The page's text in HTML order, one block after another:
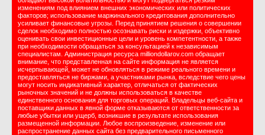
изменениям под влиянием внешних экономических или политических
факторов; использование маржинального кредитования дополнительно
усиливает финансовые угрозы. Перед принятием решения о совершении
сделок необходимо полностью осознавать риски и издержки, объективно
оценивать свои инвестиционные цели и уровень компетентности, а также
при необходимости обращаться за консультацией к независимым
специалистам. Администрация ресурса milliondollarov.com обращает
внимание, что представленная на сайте информация не является
исчерпывающей, может не обновляться в режиме реального времени и
предоставляться не биржами, а участниками рынка, вследствие чего цены
могут носить индикативный характер, отличаться от фактических
рыночных значений и не должны использоваться в качестве
единственного основания для торговых операций. Владельцы веб-сайта и
поставщики данных в явной форме отказываются от ответственности за
любые убытки или ущерб, возникшие в результате использования
размещенной информации. Любое воспроизведение, изменение или
распространение данных сайта без предварительного письменного